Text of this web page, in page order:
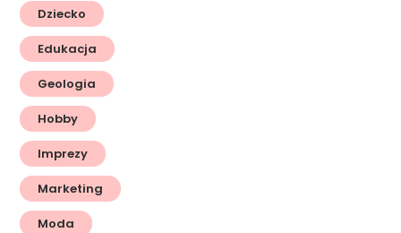
Dziecko
Edukacja
Geologia
Hobby
Imprezy
Marketing
Moda